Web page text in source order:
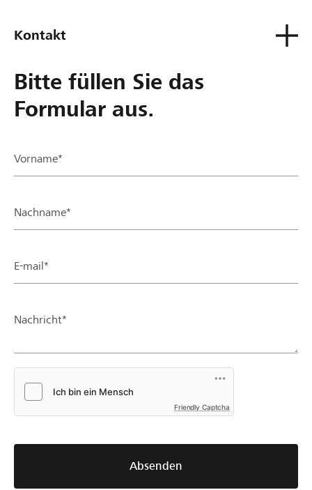
Kontakt
Bitte füllen Sie das
Formular aus.
Vorname*
Nachname*
E-mail*
Nachricht*
Friendly Captcha
Absenden